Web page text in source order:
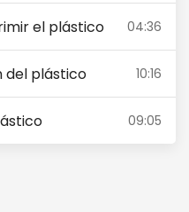
el plástico 04:36
del plástico 10:16
09:05